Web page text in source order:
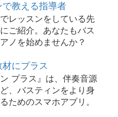
教える指導者
レッスンをしている先
ご紹介。あなたもバス
ノを始めませんか？
にプラス
ン プラス』は、伴奏音源
、バスティンをより身
ためのスマホアプリ。